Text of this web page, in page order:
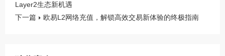
Layer2生态新机遇
下一篇
欧易L2网络充值，解锁高效交易新体验的终极指南